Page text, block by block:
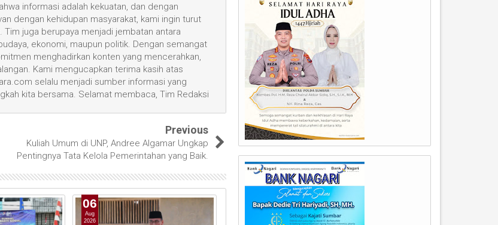
informasi adalah kekuatan, dan dengan
dengan kehidupan masyarakat, kami ingin turut
juga berupaya menjadi jembatan antara
ekonomi, maupun politik. Dengan semangat
menghadirkan konten yang mencerahkan,
Kami mengucapkan terima kasih atas
selalu menjadi sumber informasi yang
kita bersama. Selamat membaca, Tim Redaksi
Previous
Kuliah Umum di UNP, Andree Algamar Ungkap
Pentingnya Tata Kelola Pemerintahan yang Baik.
06
Aug
2026